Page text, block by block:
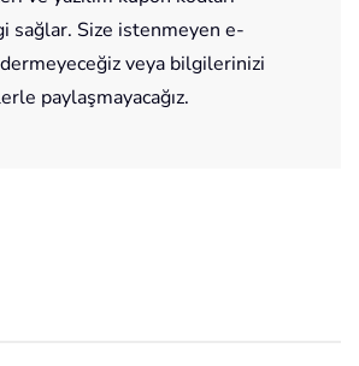
sağlar. Size istenmeyen e-
veya bilgilerinizi
paylaşmayacağız.